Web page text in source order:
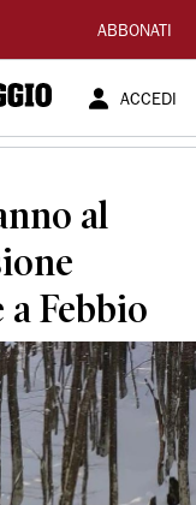
ABBONATI
ACCEDI
al
Febbio